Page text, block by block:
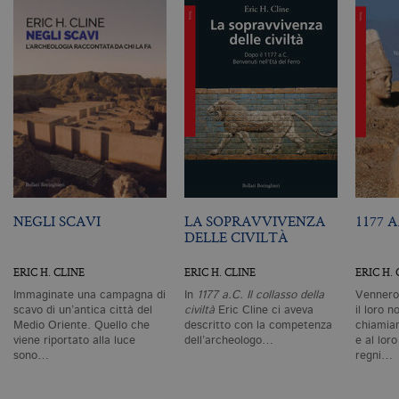
NEGLI SCAVI
ERIC H. CLINE
Immaginate una campagna di
scavo di un’antica città del
Medio Oriente. Quello che
viene riportato alla luce
sono…
LA SOPRAVVIVENZA
DELLE CIVILTÀ
ERIC H. CLINE
In
1177 a.C. Il collasso della
civiltà Eric Cline ci aveva
descritto con la competenza
dell’archeologo…
1177
ERIC H.
il loro
e al
regni…
Dominio Scadenza
CookieScriptConsent
.bollatiboringhieri.it 1 mese
di